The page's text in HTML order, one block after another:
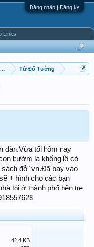
Đăng nhập | Đăng ký
Tò Hihi!Tứ Đổ Tường
dàn.Vừa tối hôm nay
bướm lạ khổng lồ có
sách đỏ" vn.Đã bay vào
+ hình cho các bạn
tôi ở thành phố bến tre
42.4 KB
Links